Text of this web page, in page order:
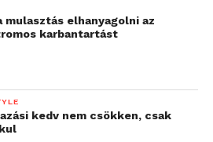
mulasztás elhanyagolni az
karbantartást
kedv nem csökken, csak